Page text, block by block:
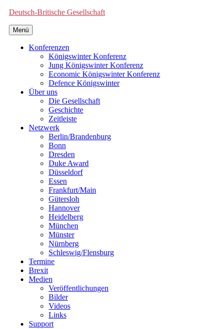
Deutsch-Britische Gesellschaft
Menü
Konferenzen
Königswinter Konferenz
Jung Königswinter Konferenz
Economic Königswinter Konferenz
Defence Königswinter
Über uns
Die Gesellschaft
Geschichte
Zeitleiste
Netzwerk
Berlin/Brandenburg
Bonn
Dresden
Duke Award
Düsseldorf
Essen
Frankfurt/Main
Gütersloh
Hannover
Heidelberg
München
Münster
Nürnberg
Schleswig/Flensburg
Termine
Brexit
Medien
Veröffentlichungen
Bilder
Videos
Links
Support